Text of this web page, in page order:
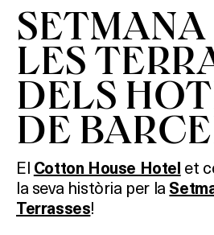
SETMANA
LES
DELS
DE
El Cotton House Hotel et
la seva història per la
Terrasses!